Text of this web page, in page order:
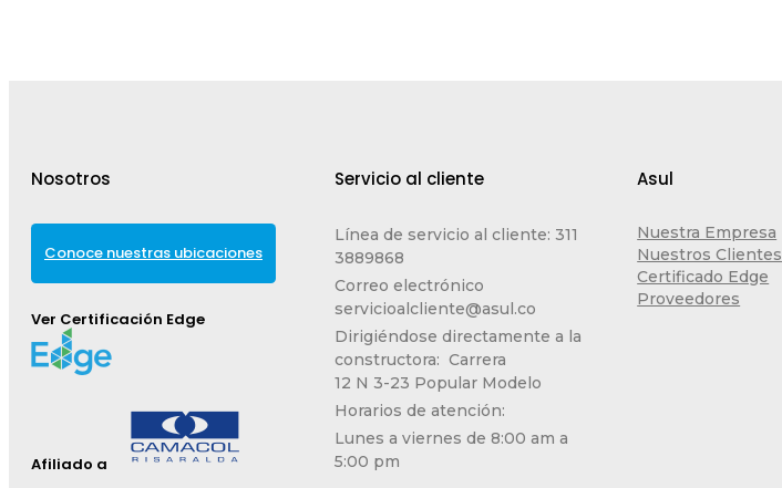
Nosotros
Conoce nuestras ubicaciones
Ver Certificación Edge
Afiliado a
Servicio al cliente
Línea de servicio al cliente: 311
3889868
Correo electrónico
servicioalcliente@asul.co
Dirigiéndose directamente a la
constructora: Carrera
12 N 3-23 Popular Modelo
Horarios de atención:
Lunes a viernes de 8:00 am a
5:00 pm
Asul
Nuestra Empresa
Nuestros Clientes
Certificado Edge
Proveedores